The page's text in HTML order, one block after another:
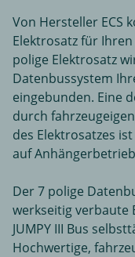
Von Hersteller ECS
Elektrosatz für Ihren
polige Elektrosatz
Datenbussystem
eingebunden. Eine
durch
des Elektrosatzes
auf
Der 7 polige
werkseitig verbaute
JUMPY III Bus
Hochwertige,